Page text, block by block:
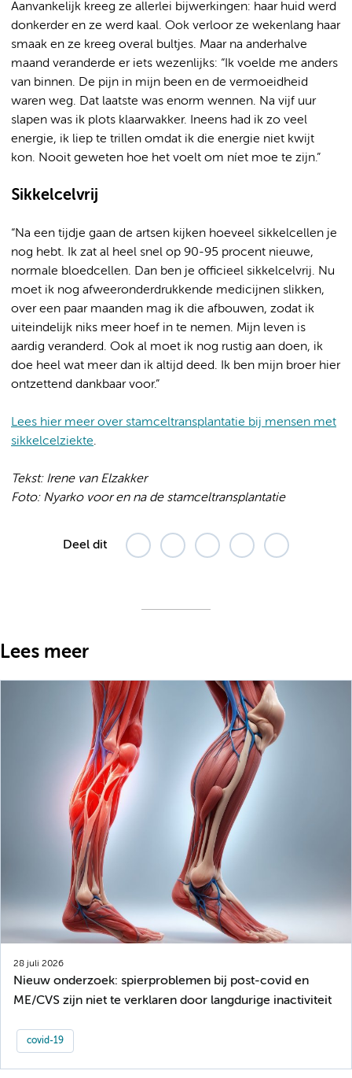
Aanvankelijk kreeg ze allerlei bijwerkingen: haar huid werd
donkerder en ze werd kaal. Ook verloor ze wekenlang haar
smaak en ze kreeg overal bultjes. Maar na anderhalve
maand veranderde er iets wezenlijks: “Ik voelde me anders
van binnen. De pijn in mijn been en de vermoeidheid
waren weg. Dat laatste was enorm wennen. Na vijf uur
slapen was ik plots klaarwakker. Ineens had ik zo veel
energie, ik liep te trillen omdat ik die energie niet kwijt
kon. Nooit geweten hoe het voelt om níet moe te zijn.”
Sikkelcelvrij
“Na een tijdje gaan de artsen kijken hoeveel sikkelcellen je
nog hebt. Ik zat al heel snel op 90-95 procent nieuwe,
normale bloedcellen. Dan ben je officieel sikkelcelvrij. Nu
moet ik nog afweeronderdrukkende medicijnen slikken,
over een paar maanden mag ik die afbouwen, zodat ik
uiteindelijk niks meer hoef in te nemen. Mijn leven is
aardig veranderd. Ook al moet ik nog rustig aan doen, ik
doe heel wat meer dan ik altijd deed. Ik ben mijn broer hier
ontzettend dankbaar voor.”
Lees hier meer over stamceltransplantatie bij mensen met
sikkelcelziekte.
Tekst: Irene van Elzakker
Foto: Nyarko voor en na de stamceltransplantatie
Deel dit
Lees meer
28 juli 2026
Nieuw onderzoek: spierproblemen bij post-covid en
ME/CVS zijn niet te verklaren door langdurige inactiviteit
covid-19